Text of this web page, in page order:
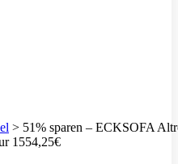
> 51% sparen – ECKSOFA
1554,25€